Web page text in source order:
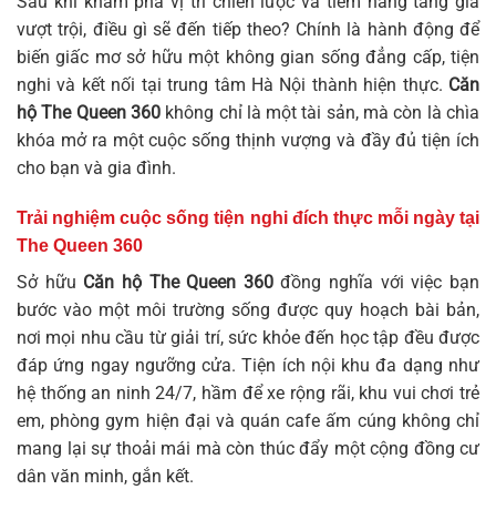
vượt trội, điều gì sẽ đến tiếp theo? Chính là hành động để
biến giấc mơ sở hữu một không gian sống đẳng cấp, tiện
nghi và kết nối tại trung tâm Hà Nội thành hiện thực. Căn
hộ The Queen 360không chỉ là một tài sản, mà còn là chìa
khóa mở ra một cuộc sống thịnh vượng và đầy đủ tiện ích
cho bạn và gia đình.
Trải nghiệm cuộc sống tiện nghi đích thực mỗi ngày tại
The Queen 360
Sở hữu Căn hộ The Queen 360đồng nghĩa với việc bạn
bước vào một môi trường sống được quy hoạch bài bản,
nơi mọi nhu cầu từ giải trí, sức khỏe đến học tập đều được
đáp ứng ngay ngưỡng cửa. Tiện ích nội khu đa dạng như
hệ thống an ninh 24/7, hầm để xe rộng rãi, khu vui chơi trẻ
em, phòng gym hiện đại và quán cafe ấm cúng không chỉ
mang lại sự thoải mái mà còn thúc đẩy một cộng đồng cư
dân văn minh, gắn kết.